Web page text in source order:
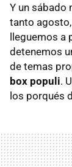
Y un sábado
tanto
lleguemos a
detenemos
de temas
box populi.
los porqués